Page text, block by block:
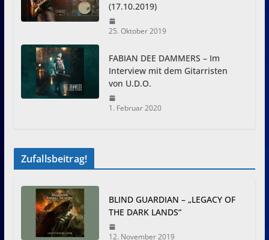
(17.10.2019)
25. Oktober 2019
FABIAN DEE DAMMERS – Im
Interview mit dem Gitarristen
von U.D.O.
1. Februar 2020
Zufallsbeitrag!
BLIND GUARDIAN – „LEGACY OF
THE DARK LANDS“
12. November 2019